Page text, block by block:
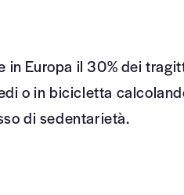
in Europa il 30% dei
o in bicicletta
di sedentarietà.